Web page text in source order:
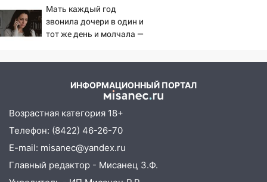
11:50
Заснул рядом с ребёнком и
случайно задушил его: суд вынес
приговор
11:38 В Ленинском районе пожар
11:38 В Госдуме предложили отменить
ЕГЭ с 2027 года
11:25 В Ульяновске ИИ будет выявлять
нарушителей на контейнерных
площадках
Мать каждый год
звонила дочери в один и
тот же день и молчала —
ИНФОРМАЦИОННЫЙ ПОРТАЛ
Возрастная категория 18+
Телефон: (8422) 46-26-70
E-mail: misanec@yandex.ru
Главный редактор - Мисанец З.Ф.